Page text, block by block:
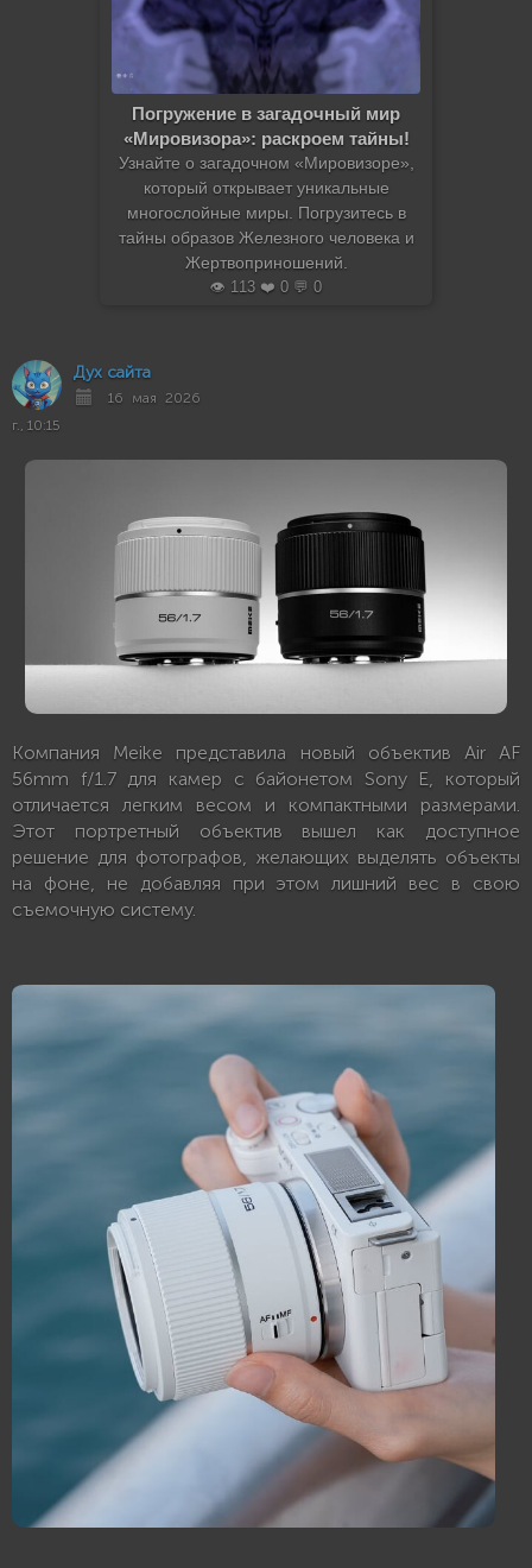
Погружение в загадочный мир
«Мировизора»: раскроем тайны!
Узнайте о загадочном «Мировизоре»,
который открывает уникальные
многослойные миры. Погрузитесь в
тайны образов Железного человека и
Жертвоприношений.
👁️ 113 ❤️ 0 💬 0
Дух сайта
16 мая 2026
г., 10:15
Компания Meike представила новый объектив Air AF
56mm f/1.7 для камер с байонетом Sony E, который
отличается легким весом и компактными размерами.
Этот портретный объектив вышел как доступное
решение для фотографов, желающих выделять объекты
на фоне, не добавляя при этом лишний вес в свою
съемочную систему.